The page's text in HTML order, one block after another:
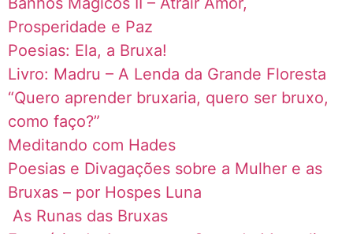
Prosperidade e Paz
Poesias: Ela, a Bruxa!
Livro: Madru – A Lenda da Grande Floresta
“Quero aprender bruxaria, quero ser bruxo,
como faço?”
Meditando com Hades
Poesias e Divagações sobre a Mulher e as
Bruxas – por Hospes Luna
As Runas das Bruxas